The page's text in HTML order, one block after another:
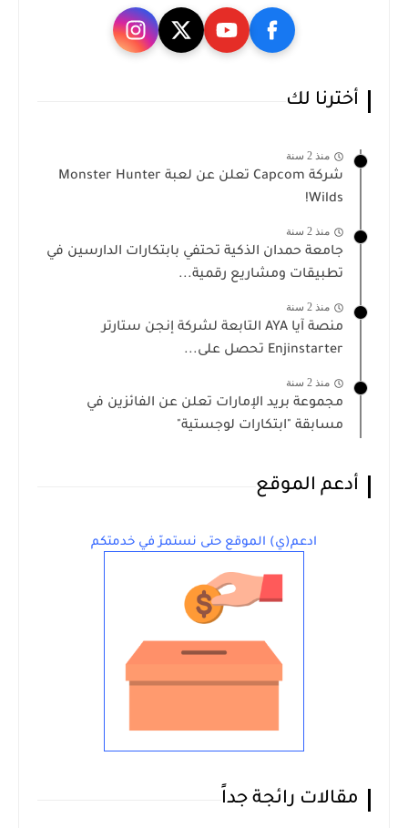
أخترنا لك
منذ 2 سنة
شركة Capcom تعلن عن لعبة Monster Hunter
Wilds!
منذ 2 سنة
جامعة حمدان الذكية تحتفي بابتكارات الدارسين في
تطبيقات ومشاريع رقمية...
منذ 2 سنة
منصة آيا AYA التابعة لشركة إنجن ستارتر
Enjinstarter تحصل على...
منذ 2 سنة
مجموعة بريد الإمارات تعلن عن الفائزين في
مسابقة "ابتكارات لوجستية"
أدعم الموقع
ادعم(ي) الموقع حتى نستمرّ في خدمتكم
مقالات رائجة جداً